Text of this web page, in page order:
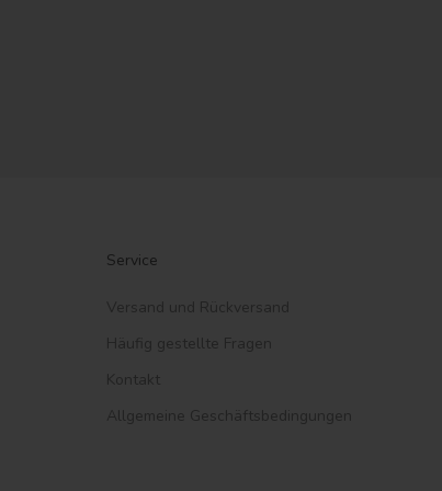
Service
Versand und Rückversand
Häufig gestellte Fragen
Kontakt
Allgemeine Geschäftsbedingungen